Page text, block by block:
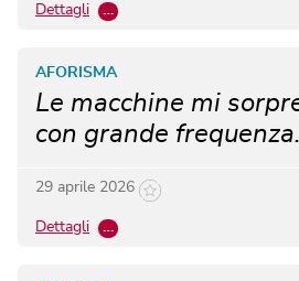
Dettagli …
Le macchine mi
con grande frequenza.
AFORISMA
29 aprile 2026
Dettagli …